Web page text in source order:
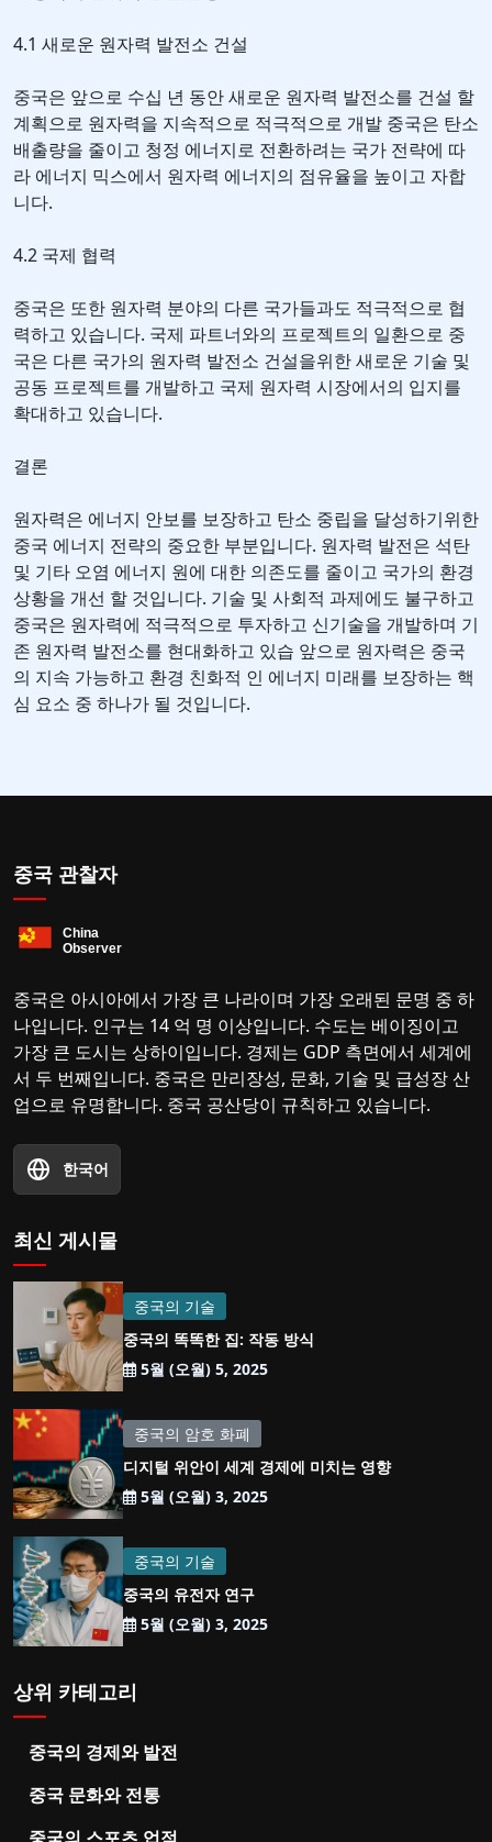
4.1 새로운 원자력 발전소 건설
중국은 앞으로 수십 년 동안 새로운 원자력 발전소를 건설 할
계획으로 원자력을 지속적으로 적극적으로 개발 중국은 탄소
배출량을 줄이고 청정 에너지로 전환하려는 국가 전략에 따
라 에너지 믹스에서 원자력 에너지의 점유율을 높이고 자합
니다.
4.2 국제 협력
중국은 또한 원자력 분야의 다른 국가들과도 적극적으로 협
력하고 있습니다. 국제 파트너와의 프로젝트의 일환으로 중
국은 다른 국가의 원자력 발전소 건설을위한 새로운 기술 및
공동 프로젝트를 개발하고 국제 원자력 시장에서의 입지를
확대하고 있습니다.
결론
원자력은 에너지 안보를 보장하고 탄소 중립을 달성하기위한
중국 에너지 전략의 중요한 부분입니다. 원자력 발전은 석탄
및 기타 오염 에너지 원에 대한 의존도를 줄이고 국가의 환경
상황을 개선 할 것입니다. 기술 및 사회적 과제에도 불구하고
중국은 원자력에 적극적으로 투자하고 신기술을 개발하며 기
존 원자력 발전소를 현대화하고 있습 앞으로 원자력은 중국
의 지속 가능하고 환경 친화적 인 에너지 미래를 보장하는 핵
심 요소 중 하나가 될 것입니다.
중국 관찰자
중국은 아시아에서 가장 큰 나라이며 가장 오래된 문명 중 하
나입니다. 인구는 14 억 명 이상입니다. 수도는 베이징이고
가장 큰 도시는 상하이입니다. 경제는 GDP 측면에서 세계에
서 두 번째입니다. 중국은 만리장성, 문화, 기술 및 급성장 산
업으로 유명합니다. 중국 공산당이 규칙하고 있습니다.
한국어
최신 게시물
중국의 기술
중국의 똑똑한 집: 작동 방식
5월 (오월) 5, 2025
중국의 암호 화폐
디지털 위안이 세계 경제에 미치는 영향
5월 (오월) 3, 2025
중국의 기술
중국의 유전자 연구
5월 (오월) 3, 2025
상위 카테고리
중국의 경제와 발전
중국 문화와 전통